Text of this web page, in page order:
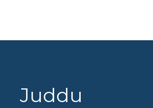
Juddu